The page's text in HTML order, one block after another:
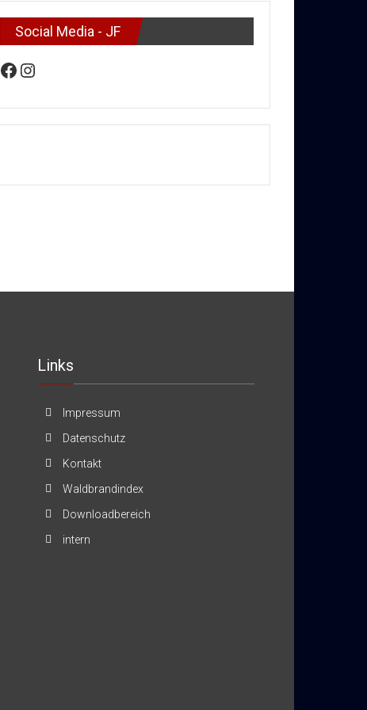
Social Media - JF
Facebook
Instagram
Links
Impressum
Datenschutz
Kontakt
Waldbrandindex
Downloadbereich
intern